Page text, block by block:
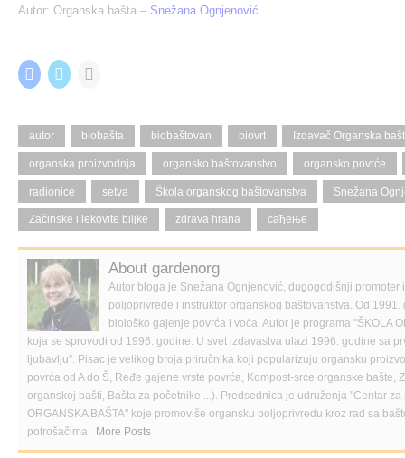
Autor: Organska bašta – Snežana Ognjenović.
C
l
t
o
s
h
a
r
e
o
n
a
c
e
b
o
k
(
O
p
e
n
s
i
n
n
e
w
C
l
s
h
a
r
e
o
n
w
i
t
t
e
O
p
e
n
s
i
n
n
e
w
w
t
o
e
m
a
l
a
l
n
k
o
f
r
i
e
n
d
(
O
p
e
n
s
i
autor biobašta biobaštovan biovrt Izdavač Organska
organska proizvodnja organsko baštovanstvo organsko povrće
radionice setva Škola organskog baštovanstva Snežana
Začinske i lekovite biljke zdrava hrana сађење
About gardenorg
Autor bloga je Snežana Ognjenović, dugogodišnji promoter
poljoprivrede i instruktor organskog baštovanstva. Od
biološko gajenje povrća i voća. Autor je programa "ŠKOLA
koja se sprovodi od 1996. godine. U svet izdavastva ulazi 1996. godine sa
ljubavlju”. Pisac je velikog broja priručnika koji popularizuju organsku
povrća od A do Š, Ređe gajene vrste povrća, Kompost-srce organske bašte,
organskoj bašti, Bašta za početnike ...). Predsednica je udruženja "Centar
ORGANSKA BAŠTA" koje promoviše organsku poljoprivredu kroz rad sa
potrošačima. More Posts